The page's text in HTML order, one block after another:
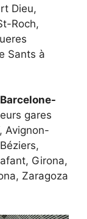
Dieu,
Roch,
Sants à
gares
Avignon-
Girona,
Zaragoza